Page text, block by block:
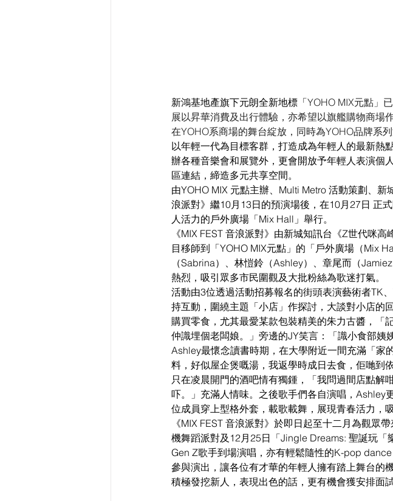
新鴻基地產旗下元朗全新地標「YOHO MIX元點」
展以昇華消費及出行體驗，亦希望以旗艦購物商場
在YOHO系商場的舞台綻放，同時為YOHO品牌系列
以年輕一代為目標客群，打造成為年輕人的最新熱
辦各種音樂會和展覽外，更會開放予年輕人表演個
區連結，締造多元共享空間。
由YOHO MIX 元點主辦、Multi Metro 活動策劃、
浪派對》繼10月13日的預演場後，在10月27日 正
人活力的戶外廣場「Mix Hall」舉行。
《MIX FEST 音浪派對》由新城知訊台《Z世代咪
目移師到「YOHO MIX元點」的「戶外廣場（Mix
（Sabrina）、林愷鈴（Ashley）、章尾而（
熱烈，吸引眾多市民圍觀及大批粉絲為歌迷打氣。
活動由3位透過活動招募報名的街頭表演藝術者TK
持互動，圍繞主題「小店」作探討，大談對小店的
購買零食，尤其最愛某款包裝精美的朱力古醬，「
仲識埋個老闆娘。」旁邊的JY笑言：「識小食部姨
Ashley最懷念讀書時期，在大學附近一間充滿「家
料，好似屋企煲嘅湯，我返學時成日去食，佢哋到
只在凌晨開門的酒吧情有獨鍾，「我問過間店點
吓。」充滿人情味。之後歌手們各自演唱，Ashley
位成員穿上型格外套，載歌載舞，展現青春活力，
《MIX FEST 音浪派對》於即日起至十二月為觀眾
機舞蹈派對及12月25日「Jingle Dreams: 聖誕玩
Gen Z歌手到場演唱，亦有輕鬆隨性的K-pop
參與演出，讓各位有才華的年輕人擁有踏上舞台的
積極發挖新人，表現出色的話，更有機會獲安排面